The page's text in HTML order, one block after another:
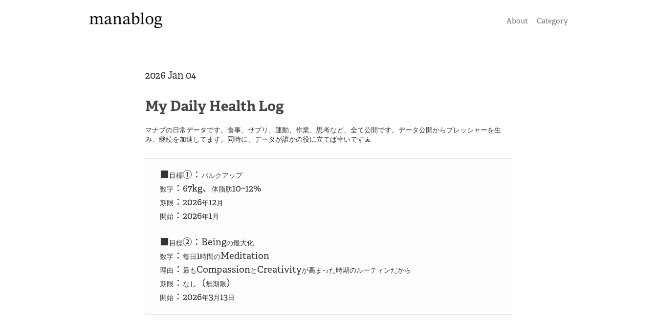
About Category
2026 Jan 04
My Daily Health Log
マナブの日常データです。食事、サプリ、運動、作業、思考など、全て公開です。データ公開からプレッシャーを生
み、継続を加速してます。同時に、データが誰かの役に立てば幸いです🧘
■ 目標①： バルクアップ
数字 ：67kg、 体脂肪
期限 ：2026年12月
開始 ：2026年1月
■ 目標②：Beingの最大化
数字 ： 毎日1時間の
理由 ： 最もCompassionと Creativityが高まった時期のルーティンだから
期限 ： なし （無期限
開始 ：2026年3月13日